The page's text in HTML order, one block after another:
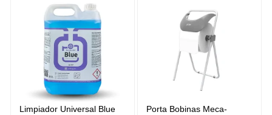
Limpiador Universal Blue
Porta Bobinas Meca-